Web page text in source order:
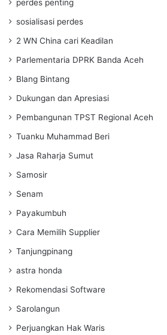
perdes penting
sosialisasi perdes
2 WN China cari Keadilan
Parlementaria DPRK Banda Aceh
Blang Bintang
Dukungan dan Apresiasi
Pembangunan TPST Regional Aceh
Tuanku Muhammad Beri
Jasa Raharja Sumut
Samosir
Senam
Payakumbuh
Cara Memilih Supplier
Tanjungpinang
astra honda
Rekomendasi Software
Sarolangun
Perjuangkan Hak Waris